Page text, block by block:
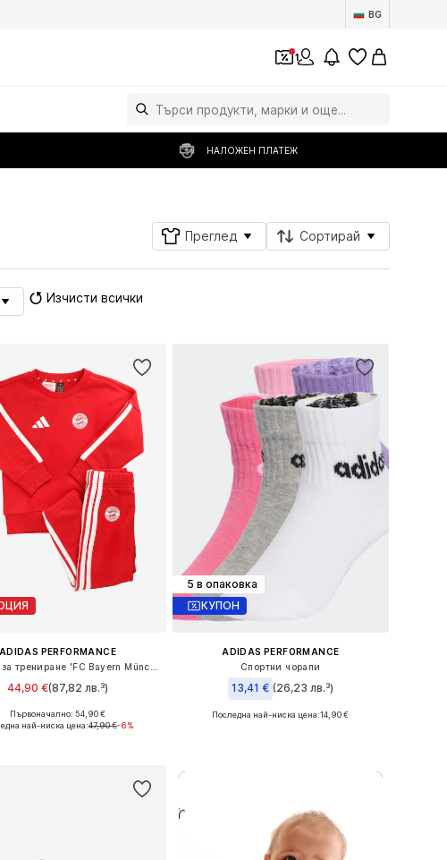
BG
1
НАЛОЖЕН ПЛАТЕЖ
Преглед Сортирай
Изчисти всички
ADIDAS PERFORMANCE
44,90 €(87,82 лв.³)
размери: 62, 74, 86, 98
Първоначално: 54,90 €
най-ниска цена:47,90 €-6%
5 в опаковка
КУПОН
ADIDAS PERFORMANCE
Спортни чорапи
13,41 € (26,23 лв.³)
Налични размери: 28-30, 34-36
Последна най-ниска цена:14,90 €